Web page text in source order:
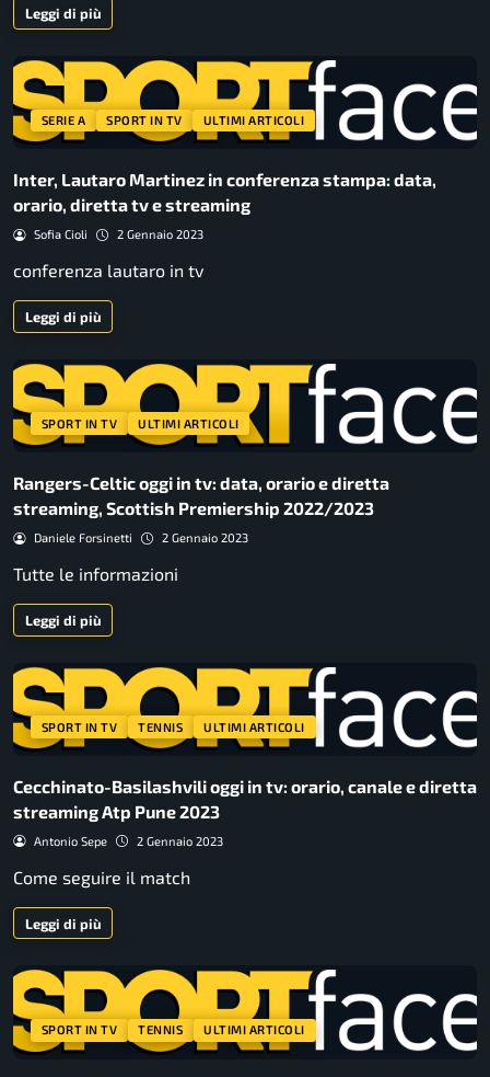
Leggi di più
SERIE A SPORT IN TV ULTIMI ARTICOLI
Inter, Lautaro Martinez in conferenza stampa: data,
orario, diretta tv e streaming
Sofia Cioli 2 Gennaio 2023
conferenza lautaro in tv
Leggi di più
SPORT IN TV ULTIMI ARTICOLI
Rangers-Celtic oggi in tv: data, orario e diretta
streaming, Scottish Premiership 2022/2023
Daniele Forsinetti 2 Gennaio 2023
Tutte le informazioni
Leggi di più
SPORT IN TV TENNIS ULTIMI ARTICOLI
Cecchinato-Basilashvili oggi in tv: orario, canale e diretta
streaming Atp Pune 2023
Antonio Sepe 2 Gennaio 2023
Come seguire il match
Leggi di più
SPORT IN TV TENNIS ULTIMI ARTICOLI